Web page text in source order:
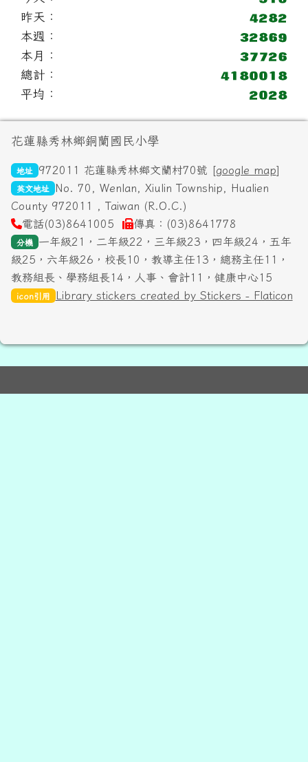
昨天：
本週：
本月：
總計：
平均：
頁尾區域內容
花蓮縣秀林鄉銅蘭國民小學
地址 972011 花蓮縣秀林鄉文蘭村70號 [google map]
英文地址
No. 70, Wenlan, Xiulin Township, Hualien
County 972011 , Taiwan (R.O.C.)
電話(03)8641005
傳真：(03)8641778
分機
一年級21，二年級22，三年級23，四年級24，五年
級25，六年級26，校長10，教導主任13，總務主任11，
教務組長、學務組長14，人事、會計11，健康中心15
icon引用 Library stickers created by Stickers - Flaticon